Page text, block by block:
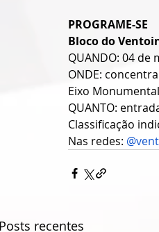
PROGRAME-SE
Bloco do
QUANDO: 04 de
ONDE:
Eixo Monumental
QUANTO:
Classificação
Nas redes:
recentes